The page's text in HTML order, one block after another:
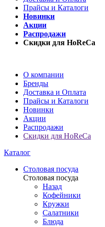
Прайсы и Каталоги
Новинки
Акции
Распродажи
Скидки для HoReCa
О компании
Бренды
Доставка и Оплата
Прайсы и Каталоги
Новинки
Акции
Распродажи
Скидки для HoReCa
Каталог
Столовая посуда
Столовая посуда
Назад
Кофейники
Кружки
Салатники
Блюда